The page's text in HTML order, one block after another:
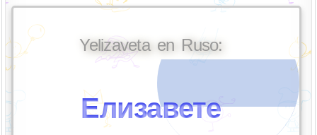
Yelizaveta en Ruso:
Елизавете